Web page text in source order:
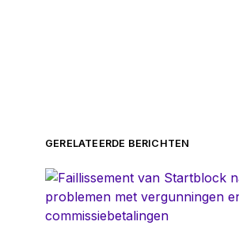
GERELATEERDE BERICHTEN